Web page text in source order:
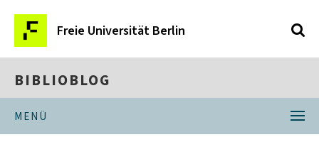
Freie Universität Berlin
BIBLIOBLOG
MENÜ